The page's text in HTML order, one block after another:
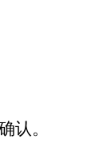
认。